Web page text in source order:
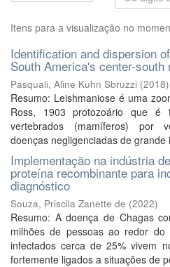
Itens para a visualização no
Identification and dispersion
South America's center-south
Pasquali, Aline Kuhn Sbruzzi (2018)
Resumo: Leishmaniose é uma
Ross, 1903 protozoário que é
vertebrados (mamíferos) por
doenças negligenciadas de grande
Implementação na indústria
proteína recombinante para
diagnóstico
Souza, Priscila Zanette de (2022)
Resumo: A doença de Chagas
milhões de pessoas ao redor
infectados cerca de 25% vivem
fortemente ligados a situações de